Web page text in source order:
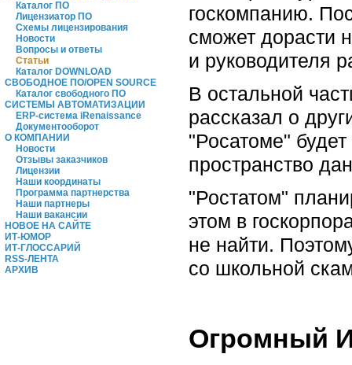
Каталог ПО
Лицензиатор ПО
Схемы лицензирования
Новости
Вопросы и ответы
Статьи
Каталог DOWNLOAD
СВОБОДНОЕ ПО/OPEN SOURCE
Каталог свободного ПО
СИСТЕМЫ АВТОМАТИЗАЦИИ
ERP-система iRenaissance
Документооборот
О КОМПАНИИ
Новости
Отзывы заказчиков
Лицензии
Наши координаты
Программа партнерства
Наши партнеры
Наши вакансии
НОВОЕ НА САЙТЕ
ИТ-ЮМОР
ИТ-ГЛОССАРИЙ
RSS-ЛЕНТА
АРХИВ
госкомпанию.
сможет дорасти
и руководителя
В остальной
рассказал о
"Росатоме"
пространство
"Ростатом"
этом в
не найти.
со школьной
Огромный